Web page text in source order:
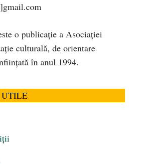
o publicaţie a Asociaţiei
culturală, de orientare
în anul 1994.